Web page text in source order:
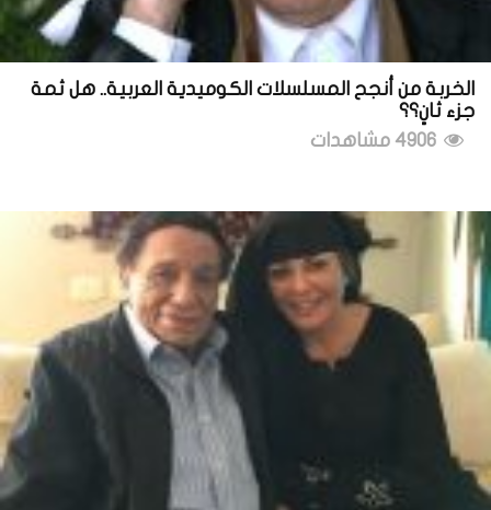
الخربة من أنجح المسلسلات الكوميدية العربية.. هل ثمة
جزء ثانٍ؟؟